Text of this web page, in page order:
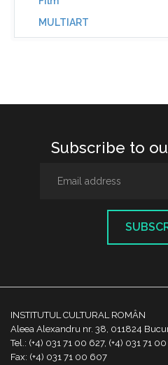
MULTIART
Subscribe to
INSTITUTUL CULTURAL ROMÂN
Aleea Alexandru nr. 38, 011824
Tel.: (+4) 031 71 00 627, (+4) 031 71
Fax: (+4) 031 71 00 607